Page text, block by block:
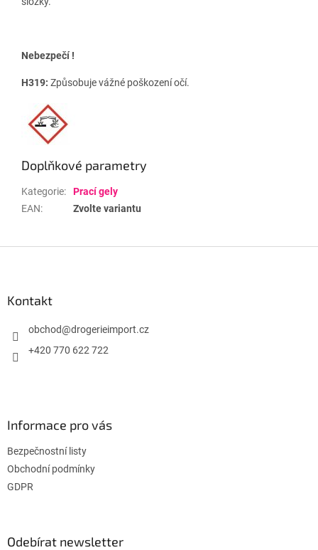
Nebezpečí !
H319: Způsobuje vážné poškození očí.
Doplňkové parametry
Kategorie:
Prací gely
EAN: Zvolte variantu
Kontakt
obchod@drogerieimport.cz
+420 770 622 722
Informace pro vás
Bezpečnostní listy
Obchodní podmínky
GDPR
Odebírat newsletter